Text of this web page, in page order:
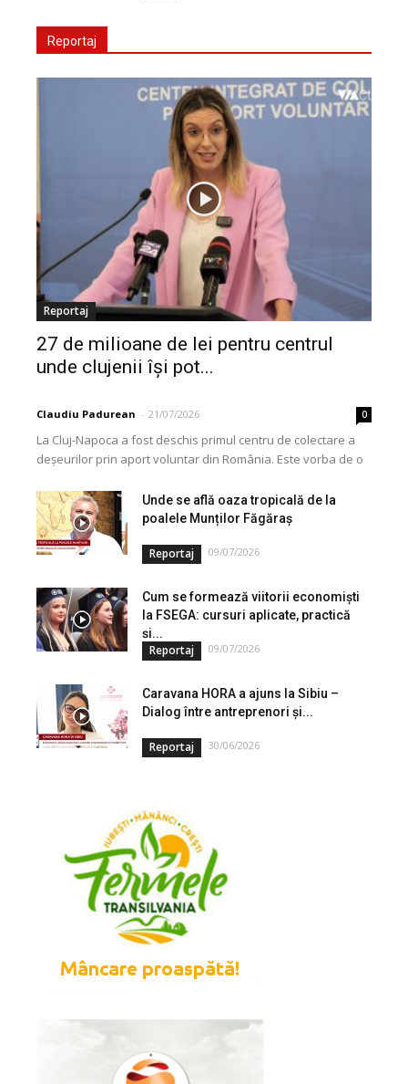
Reportaj
Reportaj
27 de milioane de lei pentru centrul
unde clujenii își pot...
Claudiu Padurean - 21/07/2026 0
La Cluj-Napoca a fost deschis primul centru de colectare a
deșeurilor prin aport voluntar din România. Este vorba de o
Unde se află oaza tropicală de la
poalele Munților Făgăraș
Reportaj 09/07/2026
Cum se formează viitorii economiști
la FSEGA: cursuri aplicate, practică
și...
Reportaj 09/07/2026
Caravana HORA a ajuns la Sibiu –
Dialog între antreprenori și...
Reportaj 30/06/2026